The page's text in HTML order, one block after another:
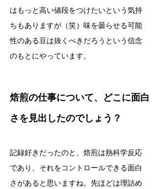
はもっと高い値段をつけたいという気持
ちもありますが（笑）味を曇らせる可能
性のある豆は抜くべきだろうという信念
のもとにやっています。
焙煎の仕事について、どこに面白
さを見出したのでしょう？
記録好きだったのと、焙煎は熱科学反応
であり、それをコントロールできる面白
さがあると思いますね。先ほどは理詰め